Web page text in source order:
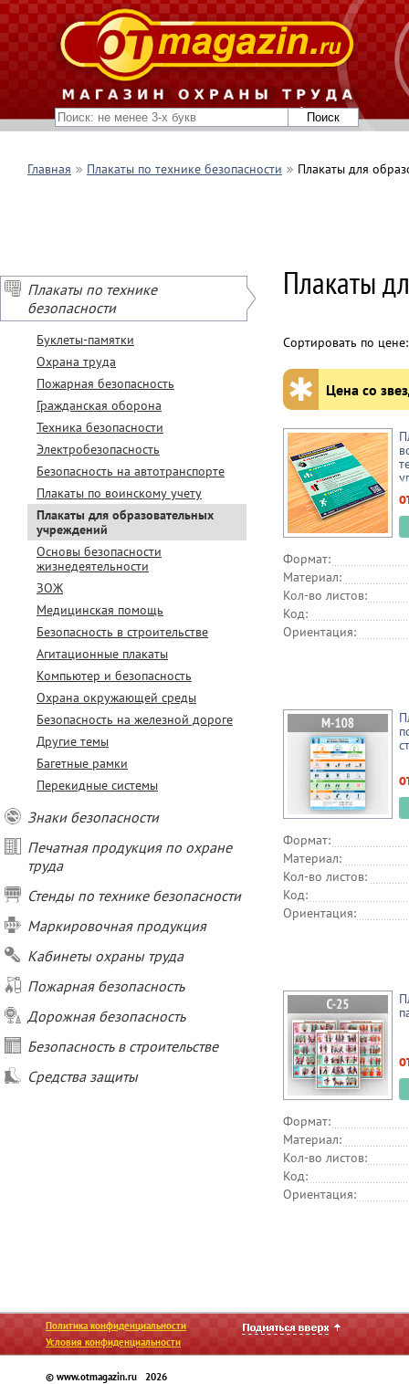
Главная Плакаты по технике безопасности Плакаты для
Плакаты по технике
безопасности
Буклеты-памятки
Охрана труда
Пожарная безопасность
Гражданская оборона
Техника безопасности
Электробезопасность
Безопасность на автотранспорте
Плакаты по воинскому учету
Плакаты для образовательных
учреждений
Основы безопасности
жизнедеятельности
ЗОЖ
Медицинская помощь
Безопасность в строительстве
Агитационные плакаты
Компьютер и безопасность
Охрана окружающей среды
Безопасность на железной дороге
Другие темы
Багетные рамки
Перекидные системы
Знаки безопасности
Печатная продукция по охране
труда
Стенды по технике безопасности
Маркировочная продукция
Кабинеты охраны труда
Пожарная безопасность
Дорожная безопасность
Безопасность в строительстве
Средства защиты
Плакаты
Сортировать по
✱ Цена со
Формат:
Материал:
Кол-во листов:
Код:
Ориентация:
Формат:
Материал:
Кол-во листов:
Код:
Ориентация:
Формат:
Материал:
Кол-во листов:
Код:
Ориентация:
Политика конфиденциальности
Условия конфиденциальности
© www.otmagazin.ru 2026